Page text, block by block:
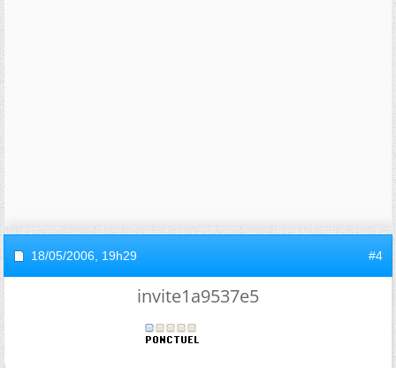
18/05/2006, 19h29 #4
invite1a9537e5